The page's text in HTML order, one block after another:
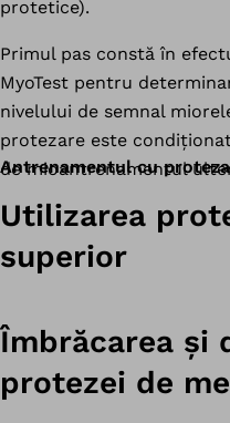
protetice).
Primul pas constă în
MyoTest pentru
nivelului de semnal
protezare este
de mioantrenamentul
Antrenamentul cu
Utilizarea
superior
Îmbrăcarea și
protezei de